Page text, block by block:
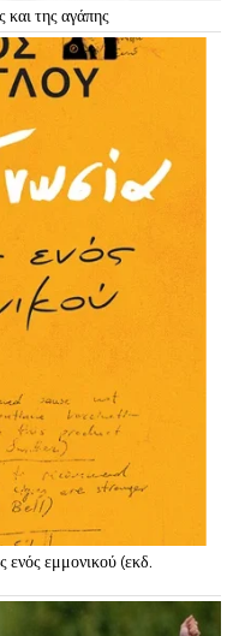
της αγάπης
ενός εμμονικού (εκδ.